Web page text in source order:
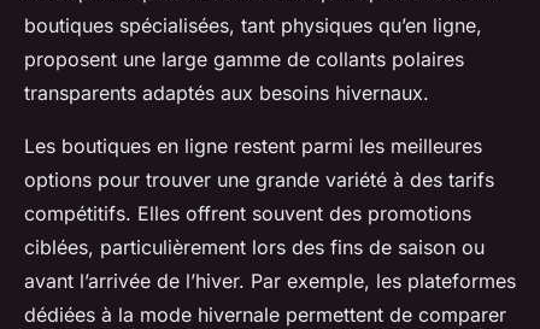
boutiques spécialisées, tant physiques qu’en ligne,
proposent une large gamme de collants polaires
transparents adaptés aux besoins hivernaux.
Les boutiques en ligne restent parmi les meilleures
options pour trouver une grande variété à des tarifs
compétitifs. Elles offrent souvent des promotions
ciblées, particulièrement lors des fins de saison ou
avant l’arrivée de l’hiver. Par exemple, les plateformes
dédiées à la mode hivernale permettent de comparer